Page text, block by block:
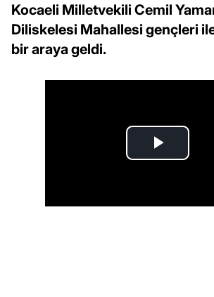
Kocaeli Milletvekili Cemil
Diliskelesi Mahallesi gençleri
bir araya geldi.